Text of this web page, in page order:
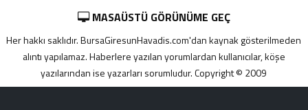
MASAÜSTÜ GÖRÜNÜME GEÇ
Her hakkı saklıdır. BursaGiresunHavadis.com'dan kaynak gösterilmeden
alıntı yapılamaz. Haberlere yazılan yorumlardan kullanıcılar, köşe
yazılarından ise yazarları sorumludur. Copyright © 2009